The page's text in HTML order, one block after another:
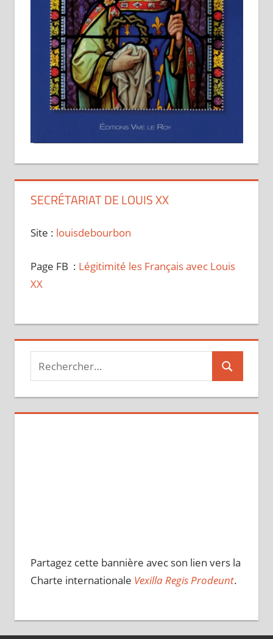
SECRÉTARIAT DE LOUIS XX
Site : louisdebourbon
Page FB : Légitimité les Français avec Louis
XX
Recherche
pour :
Partagez cette bannière avec son lien vers la
Charte internationale Vexilla Regis Prodeunt.